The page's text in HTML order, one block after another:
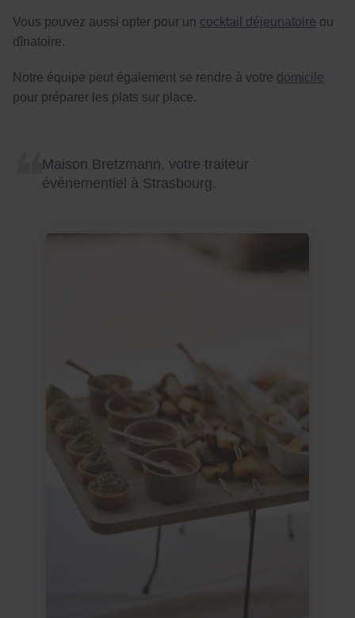
Vous pouvez aussi opter pour un cocktail déjeunatoire ou
dînatoire.
Notre équipe peut également se rendre à votre domicile
pour préparer les plats sur place.
Maison Bretzmann, votre traiteur
événementiel à Strasbourg.